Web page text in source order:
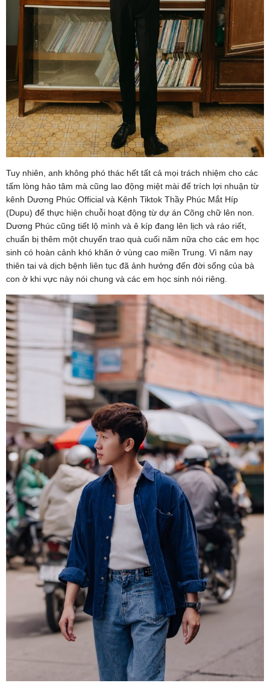
Tuy nhiên, anh không phó thác hết tất cả mọi trách nhiệm cho các
tấm lòng hảo tâm mà cũng lao động miệt mài để trích lợi nhuận từ
kênh Dương Phúc Official và Kênh Tiktok Thầy Phúc Mắt Híp
(Dupu) để thực hiện chuỗi hoạt động từ dự án Cõng chữ lên non.
Dương Phúc cũng tiết lộ mình và ê kíp đang lên lịch và ráo riết,
chuẩn bị thêm một chuyến trao quà cuối năm nữa cho các em học
sinh có hoàn cảnh khó khăn ở vùng cao miền Trung. Vì năm nay
thiên tai và dịch bệnh liên tục đã ảnh hưởng đến đời sống của bà
con ở khi vực này nói chung và các em học sinh nói riêng.